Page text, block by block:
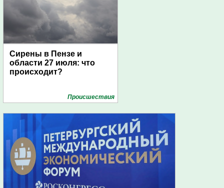
Сирены в Пензе и
области 27 июля: что
происходит?
Проиcшествия